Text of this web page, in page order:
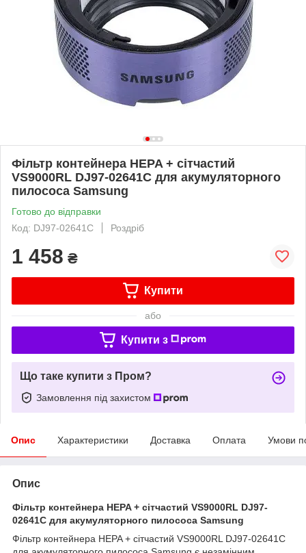
Фільтр контейнера HEPA + сітчастий
VS9000RL DJ97-02641C для акумуляторного
пилососа Samsung
Готово до відправки
Код: DJ97-02641C
Роздріб
1 458 ₴
Купити
або
Купити з
Що таке купити з Пром?
Замовлення під захистом
Опис Характеристики Доставка Оплата Умови
Опис
Фільтр контейнера HEPA + сітчастий VS9000RL DJ97-
02641C для акумуляторного пилососа Samsung
Фільтр контейнера HEPA + сітчастий VS9000RL DJ97-02641C